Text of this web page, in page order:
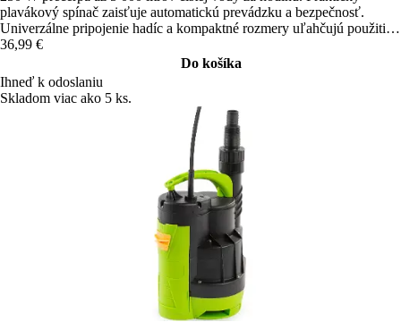
plavákový spínač zaisťuje automatickú prevádzku a bezpečnosť.
Univerzálne pripojenie hadíc a kompaktné rozmery uľahčujú použitie
v domácnosti aj na záhrade.
36,99 €
Do košíka
Ihneď k odoslaniu
Skladom viac ako 5 ks.